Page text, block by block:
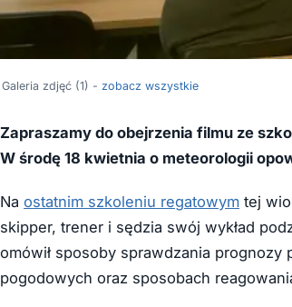
Galeria zdjęć (1) - zobacz wszystkie
Zapraszamy do obejrzenia filmu ze
W środę 18 kwietnia o meteorologii
Na ostatnim szkoleniu regatowym tej
skipper, trener i sędzia swój wykład
omówił sposoby sprawdzania prognozy
pogodowych oraz sposobach